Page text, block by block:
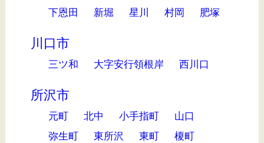
下恩田 新堀 星川 村岡 肥塚
川口市
三ツ和 大字安行領根岸 西川口
所沢市
元町 北中 小手指町
山口
弥生町
東所沢 東町
榎町